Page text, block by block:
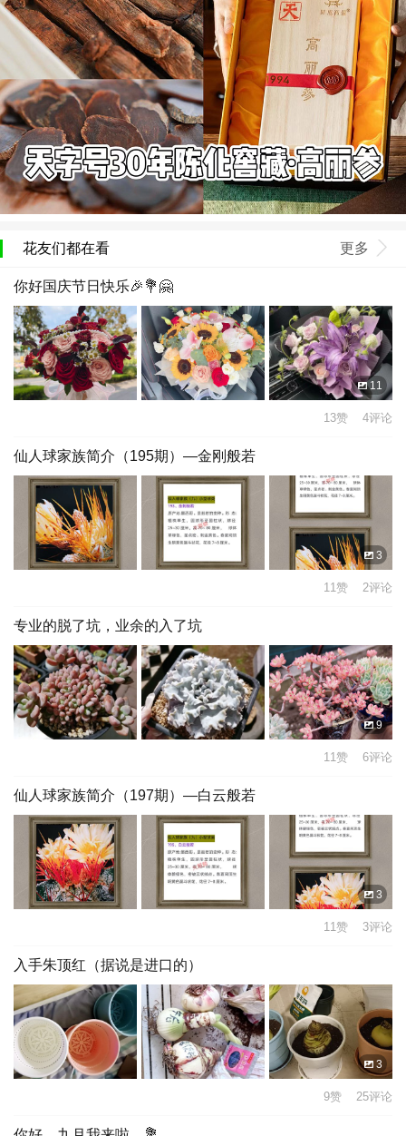
花友们都在看 更多
你好国庆节日快乐🎉💐🤗
11
13赞 4评论
仙人球家族简介（195期）—金刚般若
3
11赞 2评论
专业的脱了坑，业余的入了坑
9
11赞 6评论
仙人球家族简介（197期）—白云般若
3
11赞 3评论
入手朱顶红（据说是进口的）
3
9赞 25评论